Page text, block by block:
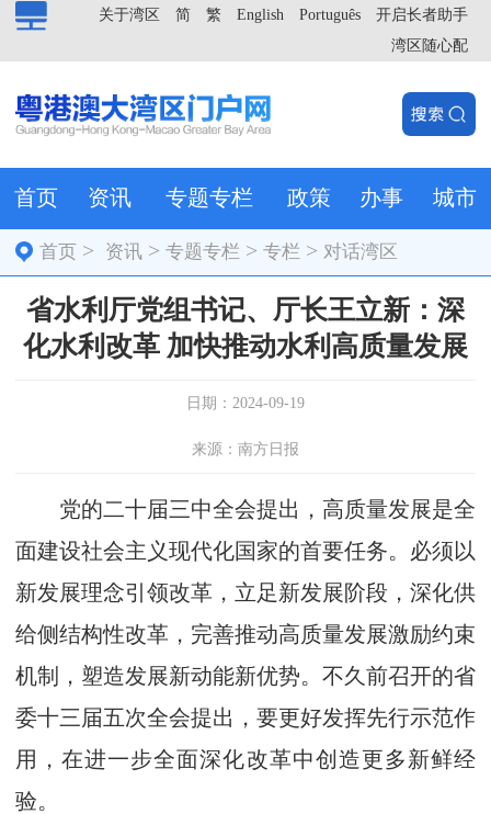
开启长者助手
Português
English
繁
简
关于湾区
湾区随心配
首页 资讯 专题专栏 政策 办事 城市
首页 > 资讯 >专题专栏 >专栏 > 对话湾区
省水利厅党组书记、厅长王立新：深
化水利改革 加快推动水利高质量发展
日期：2024-09-19
来源：南方日报
党的二十届三中全会提出，高质量发展是全
面建设社会主义现代化国家的首要任务。必须以
新发展理念引领改革，立足新发展阶段，深化供
给侧结构性改革，完善推动高质量发展激励约束
机制，塑造发展新动能新优势。不久前召开的省
委十三届五次全会提出，要更好发挥先行示范作
用，在进一步全面深化改革中创造更多新鲜经
验。